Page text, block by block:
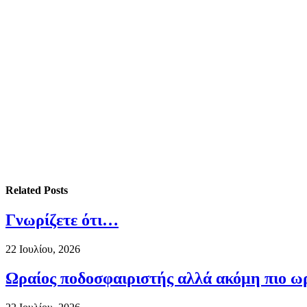
Related Posts
Γνωρίζετε ότι…
22 Ιουλίου, 2026
Ωραίος ποδοσφαιριστής αλλά ακόμη πιο